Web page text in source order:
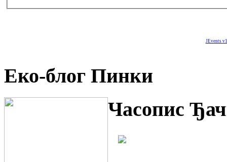
JEvents
Еко-блог Пинки
Часопис